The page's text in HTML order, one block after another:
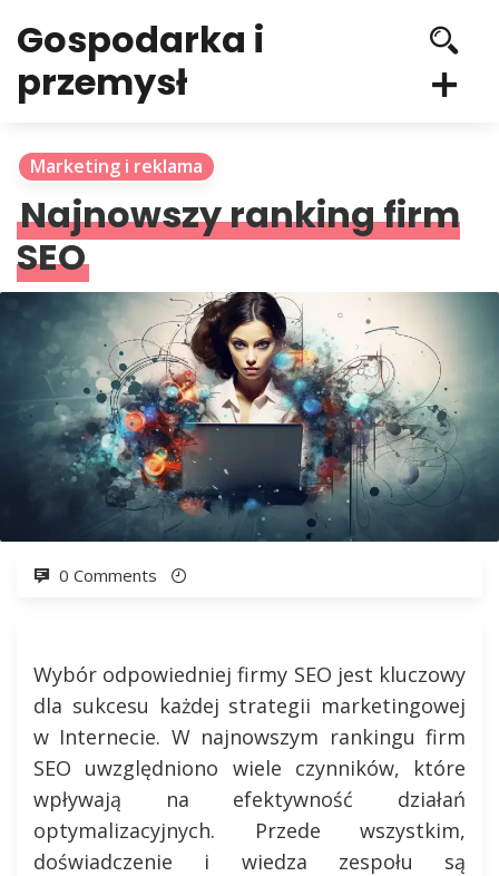
Gospodarka i
przemysł
Marketing i reklama
Najnowszy ranking firm
SEO
0 Comments
Wybór odpowiedniej firmy SEO jest kluczowy
dla sukcesu każdej strategii marketingowej
w Internecie. W najnowszym rankingu firm
SEO uwzględniono wiele czynników, które
wpływają na efektywność działań
optymalizacyjnych. Przede wszystkim,
doświadczenie i wiedza zespołu są